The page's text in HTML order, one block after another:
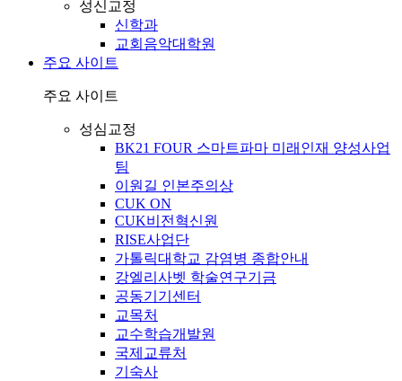
성신교정
신학과
교회음악대학원
주요 사이트
주요 사이트
성심교정
BK21 FOUR 스마트파마 미래인재 양성사업
팀
이원길 인본주의상
CUK ON
CUK비전혁신원
RISE사업단
가톨릭대학교 감염병 종합안내
강엘리사벳 학술연구기금
공동기기센터
교목처
교수학습개발원
국제교류처
기숙사